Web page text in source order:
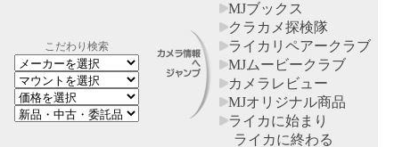
こだわり検索
MJブックス
クラカメ探検隊
ライカリペアークラブ
MJムービークラブ
カメラレビュー
MJオリジナル商品
ライカに始まり
ライカに終わる